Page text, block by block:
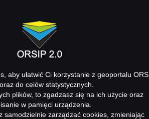
aby ułatwić Ci korzystanie z geoportalu
do celów statystycznych.
plików, to zgadzasz się na ich użycie oraz
w pamięci urządzenia.
samodzielnie zarządzać cookies, zmieniając